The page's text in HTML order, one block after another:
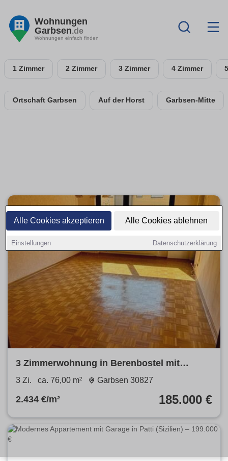
Alle Cookies akzeptieren Alle Cookies ablehnen
Einstellungen Datenschutzerklärung
Wohnungen
Garbsen.de
Wohnungen einfach finden
1 Zimmer 2 Zimmer 3 Zimmer 4 Zimmer
Ortschaft Garbsen Auf der Horst Garbsen-Mitte
3 Zimmerwohnung in Berenbostel mit
Balkon, Garage und Potential
3 Zi. ca. 76,00 m² Garbsen 30827
2.434 €/m² 185.000 €